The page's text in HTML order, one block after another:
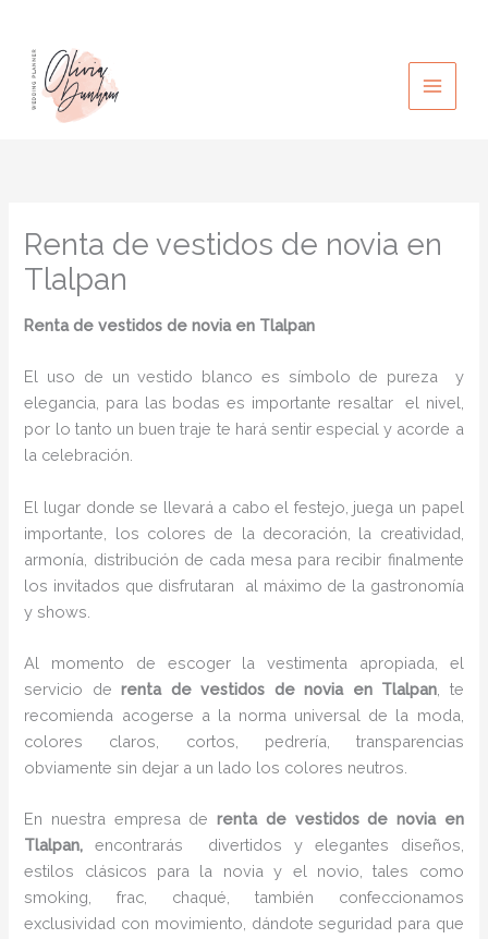
contenido
Renta de vestidos de novia en
Tlalpan
Renta de vestidos de novia en Tlalpan
El uso de un vestido blanco es símbolo de pureza y
elegancia, para las bodas es importante resaltar el nivel,
por lo tanto un buen traje te hará sentir especial y acorde a
la celebración.
El lugar donde se llevará a cabo el festejo, juega un papel
importante, los colores de la decoración, la creatividad,
armonía, distribución de cada mesa para recibir finalmente
los invitados que disfrutaran al máximo de la gastronomía
y shows.
Al momento de escoger la vestimenta apropiada, el
servicio derenta de vestidos de novia en Tlalpan , te
recomienda acogerse a la norma universal de la moda,
colores claros, cortos, pedrería, transparencias
obviamente sin dejar a un lado los colores neutros.
En nuestra empresa derenta de vestidos de novia en
Tlalpan,encontrarás
divertidos y elegantes diseños,
estilos clásicos para la novia y el novio, tales como
smoking, frac, chaqué, también confeccionamos
exclusividad con movimiento, dándote seguridad para que